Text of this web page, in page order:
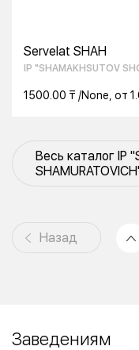
Servelat SHAH
IP "SHAMAKHSUTOV
1500.00 ₸ /None, от
Весь каталог IP
Назад
Заведениям